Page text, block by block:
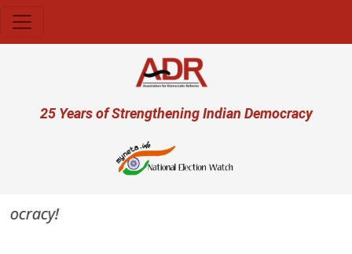
User account menu
25 Years of Strengthening Indian Democracy